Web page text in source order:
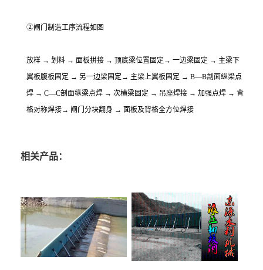
②闸门制造工序流程如图
放样 → 划料 → 面板拼接 → 顶底梁位置固定→ 一边梁固定 → 主梁下
翼板腹板固定 → 另一边梁固定→ 主梁上翼板固定 → B—B剖面纵梁点
焊 → C—C剖面纵梁点焊 → 次横梁固定 → 吊座焊接 → 加强点焊 → 背
格对称焊接→ 闸门分块翻身 → 面板及背格全方位焊接
相关产品：